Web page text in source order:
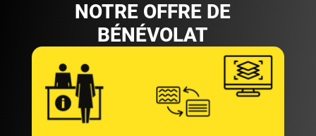
NOTRE OFFRE DE
BÉNÉVOLAT